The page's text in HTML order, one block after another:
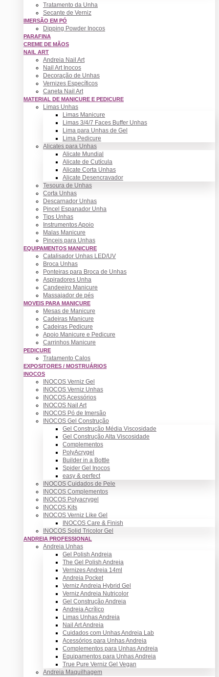
Tratamento da Unha
Secante de Verniz
IMERSÃO EM PÓ
Dipping Powder Inocos
PARAFINA
CREME DE MÃOS
NAIL ART
Andreia Nail Art
Nail Art Inocos
Decoração de Unhas
Vernizes Específicos
Caneta Nail Art
MATERIAL DE MANICURE E PEDICURE
Limas Unhas
Limas Manicure
Limas 3/4/7 Faces Buffer Unhas
Lima para Unhas de Gel
Lima Pedicure
Alicates para Unhas
Alicate Mundial
Alicate de Cutícula
Alicate Corta Unhas
Alicate Desencravador
Tesoura de Unhas
Corta Unhas
Descarnador Unhas
Pincel Espanador Unha
Tips Unhas
Instrumentos Apoio
Malas Manicure
Pinceis para Unhas
EQUIPAMENTOS MANICURE
Catalisador Unhas LED/UV
Broca Unhas
Ponteiras para Broca de Unhas
Aspiradores Unha
Candeeiro Manicure
Massajador de pés
MOVEIS PARA MANICURE
Mesas de Manicure
Cadeiras Manicure
Cadeiras Pedicure
Apoio Manicure e Pedicure
Carrinhos Manicure
PEDICURE
Tratamento Calos
EXPOSITORES / MOSTRUÁRIOS
INOCOS
INOCOS Verniz Gel
INOCOS Verniz Unhas
INOCOS Acessórios
INOCOS Nail Art
INOCOS Pó de Imersão
INOCOS Gel Construção
Gel Construção Média Viscosidade
Gel Construção Alta Viscosidade
Complementos
PolyAcrygel
Builder in a Bottle
Spider Gel Inocos
easy & perfect
INOCOS Cuidados de Pele
INOCOS Complementos
INOCOS Polyacrygel
INOCOS Kits
INOCOS Verniz Like Gel
INOCOS Care & Finish
INOCOS Solid Tricolor Gel
ANDREIA PROFESSIONAL
Andreia Unhas
Gel Polish Andreia
The Gel Polish Andreia
Vernizes Andreia 14ml
Andreia Pocket
Verniz Andreia Hybrid Gel
Verniz Andreia Nutricolor
Gel Construção Andreia
Andreia Acrílico
Limas Unhas Andreia
Nail Art Andreia
Cuidados com Unhas Andreia Lab
Acessórios para Unhas Andreia
Complementos para Unhas Andreia
Equipamentos para Unhas Andreia
True Pure Verniz Gel Vegan
Andreia Maquilhagem